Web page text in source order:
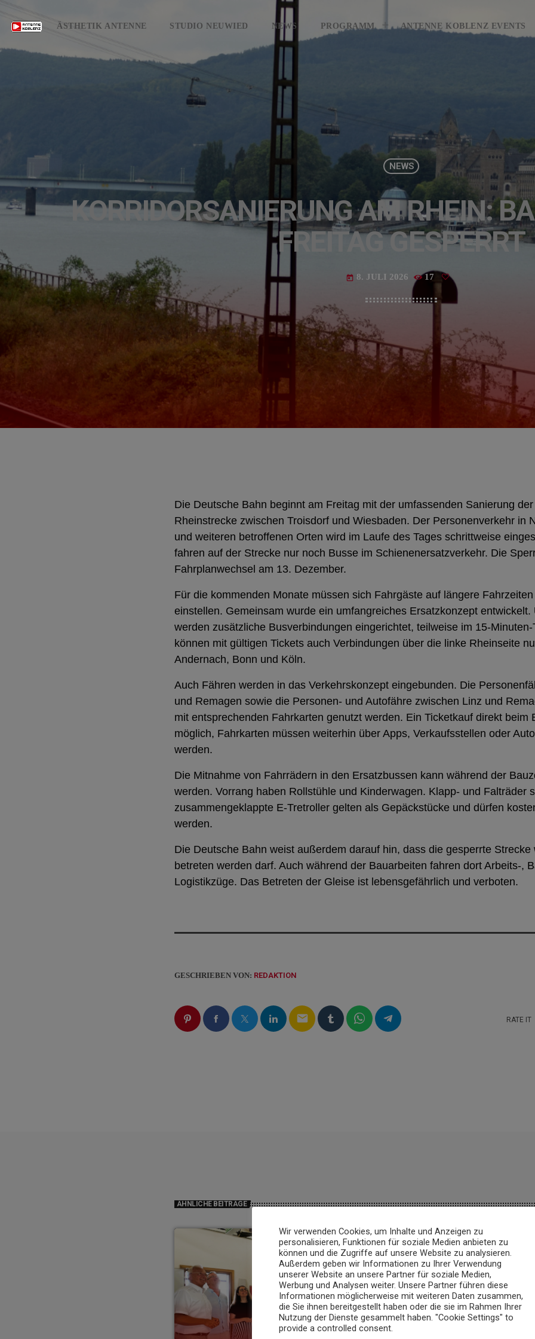
ÄSTHETIK ANTENNE STUDIO NEUWIED
NEWS
KORRIDORSANIERUNG AM RHEIN:
FREITAG GESPERRT
today 8. JULI 2026 17
Die Deutsche Bahn beginnt am Freitag mit der umfassenden Sanierung
Rheinstrecke zwischen Troisdorf und Wiesbaden. Der Personenverkehr in
und weiteren betroffenen Orten wird im Laufe des Tages schrittweise
fahren auf der Strecke nur noch Busse im Schienenersatzverkehr. Die
Fahrplanwechsel am 13. Dezember.
Für die kommenden Monate müssen sich Fahrgäste auf längere
einstellen. Gemeinsam wurde ein umfangreiches Ersatzkonzept entwickelt.
werden zusätzliche Busverbindungen eingerichtet, teilweise im 15-
können mit gültigen Tickets auch Verbindungen über die linke Rheinseite
Andernach, Bonn und Köln.
Auch Fähren werden in das Verkehrskonzept eingebunden. Die
und Remagen sowie die Personen- und Autofähre zwischen Linz und
mit entsprechenden Fahrkarten genutzt werden. Ein Ticketkauf direkt beim
möglich, Fahrkarten müssen weiterhin über Apps, Verkaufsstellen oder
werden.
Die Mitnahme von Fahrrädern in den Ersatzbussen kann während der
werden. Vorrang haben Rollstühle und Kinderwagen. Klapp- und Falträder
zusammengeklappte E-Tretroller gelten als Gepäckstücke und dürfen
werden.
Die Deutsche Bahn weist außerdem darauf hin, dass die gesperrte Strecke
betreten werden darf. Auch während der Bauarbeiten fahren dort Arbeits-,
Logistikzüge. Das Betreten der Gleise ist lebensgefährlich und verboten.
GESCHRIEBEN VON: REDAKTION
email RATE IT
ÄHNLICHE BEITRÄGE
insert_link
Wir verwenden Cookies, um Inhalte und Anzeigen zu
personalisieren, Funktionen für soziale Medien anbieten zu
können und die Zugriffe auf unsere Website zu analysieren.
Außerdem geben wir Informationen zu Ihrer Verwendung
unserer Website an unsere Partner für soziale Medien,
Werbung und Analysen weiter. Unsere Partner führen diese
Informationen möglicherweise mit weiteren Daten zusammen,
die Sie ihnen bereitgestellt haben oder die sie im Rahmen Ihrer
Nutzung der Dienste gesammelt haben. "Cookie Settings" to
provide a controlled consent.